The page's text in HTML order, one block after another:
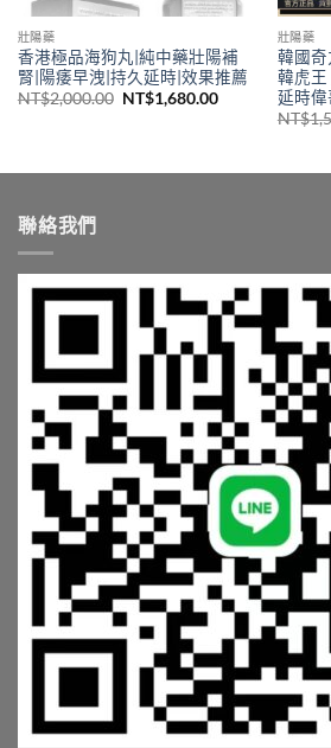
壯陽藥
香港極品海狗丸|純中藥壯陽補
腎|陽痿早洩|持久延時|效果推薦
NT$2,000.00 原
NT$1,680.00目
壯陽藥
韓國奇
韓虎王
延時偉
NT$
聯絡我們